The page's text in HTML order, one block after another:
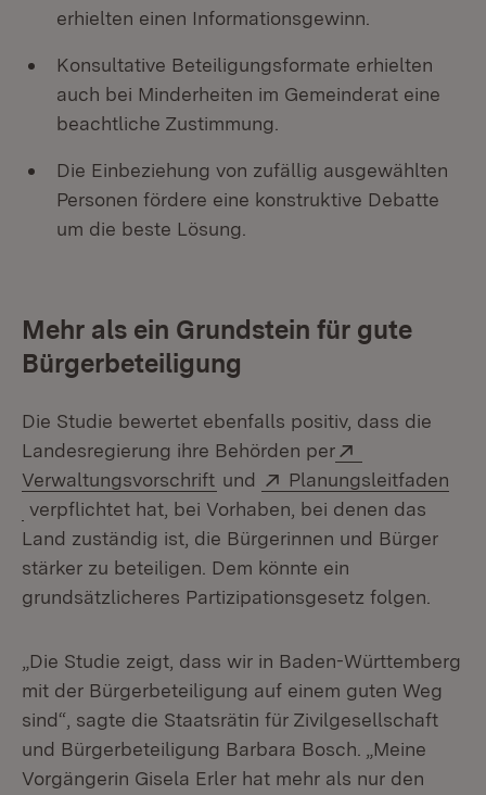
erhielten einen Informationsgewinn.
Konsultative Beteiligungsformate erhielten
auch bei Minderheiten im Gemeinderat eine
beachtliche Zustimmung.
Die Einbeziehung von zufällig ausgewählten
Personen fördere eine konstruktive Debatte
um die beste Lösung.
Mehr als ein Grundstein für gute
Bürgerbeteiligung
Die Studie bewertet ebenfalls positiv, dass die
Landesregierung ihre Behörden per
Verwaltungsvorschrift (Öffnet in neuem Fenster)
und Extern:
Planungsleitfaden
(Öffnet in neuem Fenster)
verpflichtet hat, bei Vorhaben, bei denen das
Land zuständig ist, die Bürgerinnen und Bürger
stärker zu beteiligen. Dem könnte ein
grundsätzlicheres Partizipationsgesetz folgen.
„Die Studie zeigt, dass wir in Baden-Württemberg
mit der Bürgerbeteiligung auf einem guten Weg
sind“, sagte die Staatsrätin für Zivilgesellschaft
und Bürgerbeteiligung Barbara Bosch. „Meine
Vorgängerin Gisela Erler hat mehr als nur den